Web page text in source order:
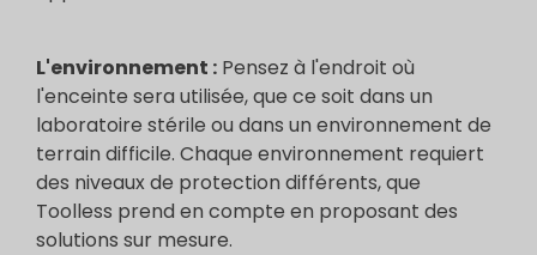
L'environnement : Pensez à l'endroit où
l'enceinte sera utilisée, que ce soit dans un
laboratoire stérile ou dans un environnement de
terrain difficile. Chaque environnement requiert
des niveaux de protection différents, que
Toolless prend en compte en proposant des
solutions sur mesure.